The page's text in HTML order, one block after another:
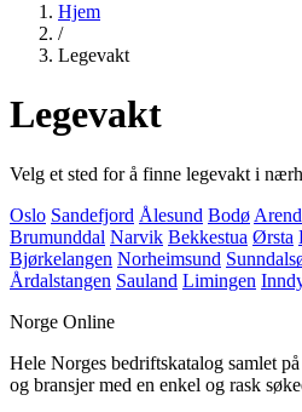
Hjem
/
Legevakt
Legevakt
Velg et sted for å finne legevakt i
Oslo Sandefjord Ålesund Bodø
Brumunddal Narvik Bekkestua Ørsta
Bjørkelangen Norheimsund
Årdalstangen Sauland Limingen
Norge Online
Hele Norges bedriftskatalog samlet
og bransjer med en enkel og rask